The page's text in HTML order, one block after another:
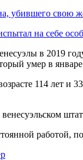
убившего свою
на себе
в 2019
умер в
114 лет и